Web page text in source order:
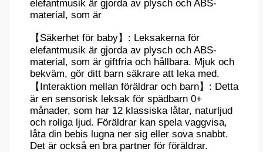
elefantmusik är gjorda av plysch och ABS-
material, som är
【Säkerhet för baby】: Leksakerna för
elefantmusik är gjorda av plysch och ABS-
material, som är giftfria och hållbara. Mjuk och
bekväm, gör ditt barn säkrare att leka med.
【Interaktion mellan föräldrar och barn】: Detta
är en sensorisk leksak för spädbarn 0+
månader, som har 12 klassiska låtar, naturljud
och roliga ljud. Föräldrar kan spela vaggvisa,
låta din bebis lugna ner sig eller sova snabbt.
Det är också en bra partner för föräldrar.